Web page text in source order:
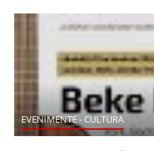
EVENIMENTE - CULTURA